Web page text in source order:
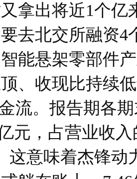
拿出将近1个
去北交所融资4
能悬架零部件
、收现比持续
。报告期各期
元，占营业收
这意味着杰锋